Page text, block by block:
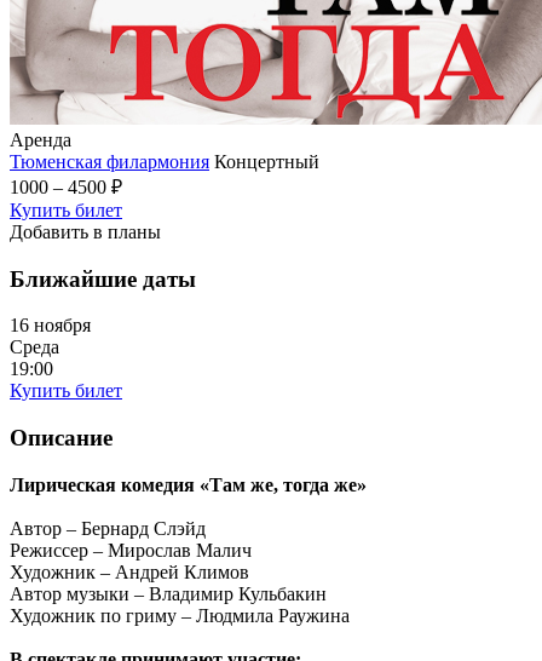
Аренда
Тюменская филармония Концертный
1000 – 4500 ₽
Купить билет
Добавить в планы
Ближайшие даты
16 ноября
Среда
19:00
Купить билет
Описание
Лирическая комедия «Там же, тогда же»
Автор – Бернард Слэйд
Режиссер – Мирослав Малич
Художник – Андрей Климов
Автор музыки – Владимир Кульбакин
Художник по гриму – Людмила Раужина